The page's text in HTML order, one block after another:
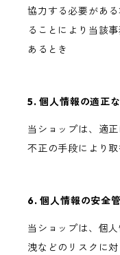
協力する必要があ
ることにより当該
あるとき
5. 個人情報の適正
当ショップは、適
不正の手段により取
6. 個人情報の安全
当ショップは、個
洩などのリスクに